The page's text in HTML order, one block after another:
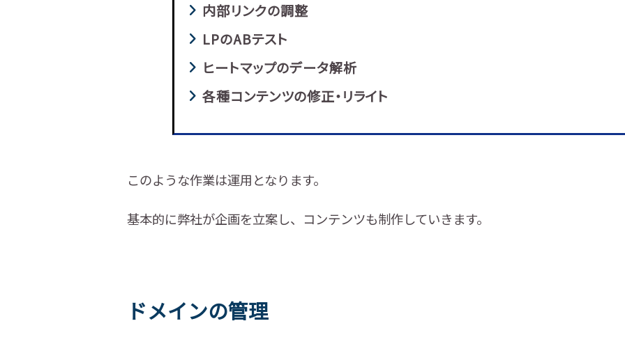
内部リンクの調整
LPのABテスト
ヒートマップのデータ解析
各種コンテンツの修正・リライト
このような作業は運用となります。
基本的に弊社が企画を立案し、コンテンツも制作していきます。
ドメインの管理